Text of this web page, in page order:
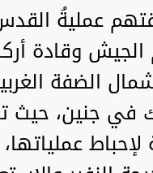
عمليةُ
وقادة
الضفة
جنين، حيث
لإحباط